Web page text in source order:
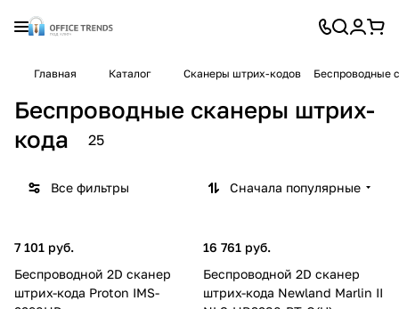
Главная Каталог Cканеры штрих-кодов Беспроводные
Беспроводные сканеры штрих-
кода
25
Все фильтры Сначала популярные
7 101 руб.
Беспроводной 2D сканер
штрих-кода Proton IMS-
16 761 руб.
Беспроводной 2D сканер
штрих-кода Newland Marlin II